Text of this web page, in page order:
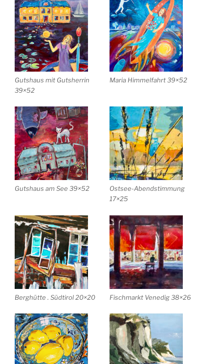
Gutshaus mit Gutsherrin
39×52
Maria Himmelfahrt 39×52
Gutshaus am See 39×52
Ostsee-Abendstimmung
17×25
Berghütte . Südtirol 20×20 Fischmarkt Venedig 38×26